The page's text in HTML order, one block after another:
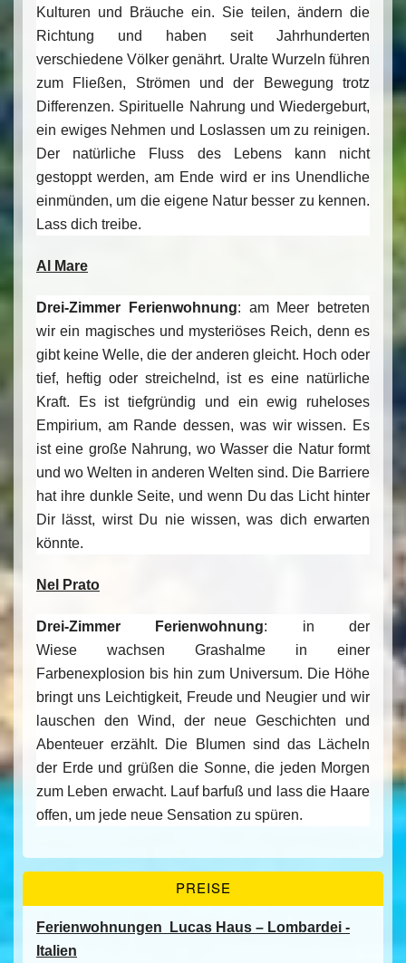
Kulturen und Bräuche ein. Sie teilen, ändern die
Richtung und haben seit Jahrhunderten
verschiedene Völker genährt. Uralte Wurzeln führen
zum Fließen, Strömen und der Bewegung trotz
Differenzen. Spirituelle Nahrung und Wiedergeburt,
ein ewiges Nehmen und Loslassen um zu reinigen.
Der natürliche Fluss des Lebens kann nicht
gestoppt werden, am Ende wird er ins Unendliche
einmünden, um die eigene Natur besser zu kennen.
Lass dich treibe.
Al Mare
Drei-Zimmer Ferienwohnung: am Meer betreten
wir ein magisches und mysteriöses Reich, denn es
gibt keine Welle, die der anderen gleicht. Hoch oder
tief, heftig oder streichelnd, ist es eine natürliche
Kraft. Es ist tiefgründig und ein ewig ruheloses
Empirium, am Rande dessen, was wir wissen. Es
ist eine große Nahrung, wo Wasser die Natur formt
und wo Welten in anderen Welten sind. Die Barriere
hat ihre dunkle Seite, und wenn Du das Licht hinter
Dir lässt, wirst Du nie wissen, was dich erwarten
könnte.
Nel Prato
Drei-Zimmer Ferienwohnung: in der
Wiese wachsen Grashalme in einer
Farbenexplosion bis hin zum Universum. Die Höhe
bringt uns Leichtigkeit, Freude und Neugier und wir
lauschen den Wind, der neue Geschichten und
Abenteuer erzählt. Die Blumen sind das Lächeln
der Erde und grüßen die Sonne, die jeden Morgen
zum Leben erwacht. Lauf barfuß und lass die Haare
offen, um jede neue Sensation zu spüren.
PREISE
Ferienwohnungen
Lucas Haus – Lombardei -
Italien